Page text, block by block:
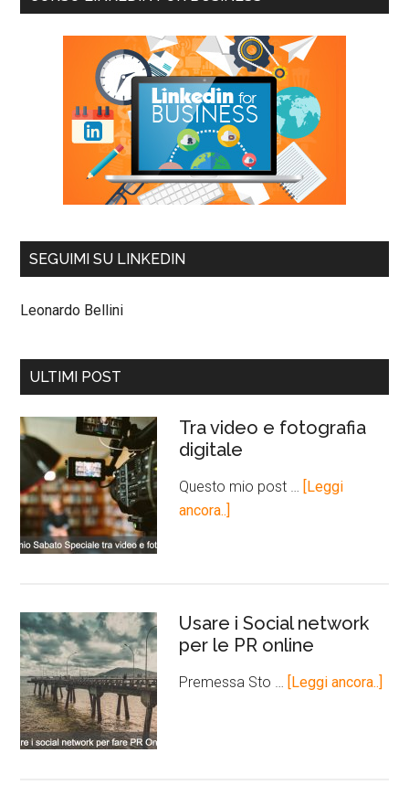
SEGUIMI SU LINKEDIN
Leonardo Bellini
ULTIMI POST
Tra video e fotografia
digitale
Questo mio post …
[Leggi
ancora..]
Usare i Social network
per le PR online
Premessa Sto … [Leggi ancora..]